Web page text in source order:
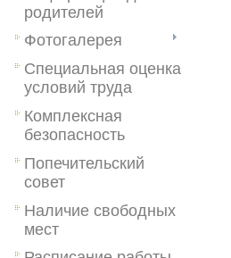
родителей
Фотогалерея
Специальная оценка
условий труда
Комплексная
безопасность
Попечительский
совет
Наличие свободных
мест